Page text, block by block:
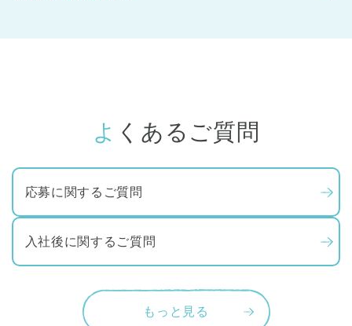
よくあるご質問
応募に関するご質問
入社後に関するご質問
もっと見る